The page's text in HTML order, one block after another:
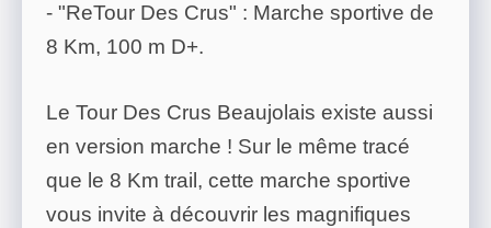
- "ReTour Des Crus" : Marche sportive de
8 Km, 100 m D+.
Le Tour Des Crus Beaujolais existe aussi
en version marche ! Sur le même tracé
que le 8 Km trail, cette marche sportive
vous invite à découvrir les magnifiques